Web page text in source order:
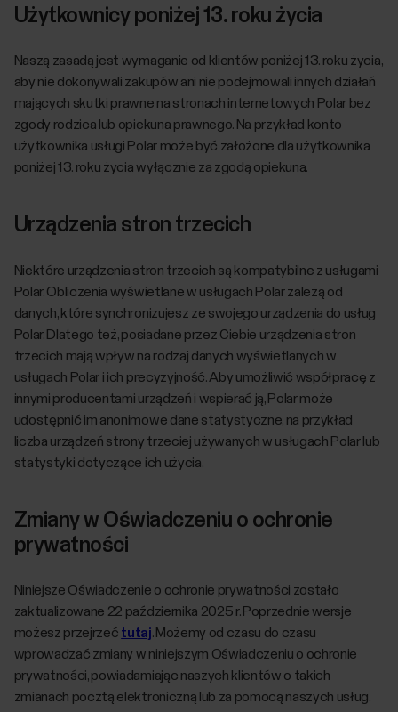
Użytkownicy poniżej 13. roku życia
Naszą zasadą jest wymaganie od klientów poniżej 13. roku życia,
aby nie dokonywali zakupów ani nie podejmowali innych działań
mających skutki prawne na stronach internetowych Polar bez
zgody rodzica lub opiekuna prawnego. Na przykład konto
użytkownika usługi Polar może być założone dla użytkownika
poniżej 13. roku życia wyłącznie za zgodą opiekuna.
Urządzenia stron trzecich
Niektóre urządzenia stron trzecich są kompatybilne z usługami
Polar. Obliczenia wyświetlane w usługach Polar zależą od
danych, które synchronizujesz ze swojego urządzenia do usług
Polar. Dlatego też, posiadane przez Ciebie urządzenia stron
trzecich mają wpływ na rodzaj danych wyświetlanych w
usługach Polar i ich precyzyjność. Aby umożliwić współpracę z
innymi producentami urządzeń i wspierać ją, Polar może
udostępnić im anonimowe dane statystyczne, na przykład
liczba urządzeń strony trzeciej używanych w usługach Polar lub
statystyki dotyczące ich użycia.
Zmiany w Oświadczeniu o ochronie
prywatności
Niniejsze Oświadczenie o ochronie prywatności zostało
zaktualizowane 22 października 2025 r. Poprzednie wersje
możesz przejrzeć tutaj. Możemy od czasu do czasu
wprowadzać zmiany w niniejszym Oświadczeniu o ochronie
prywatności, powiadamiając naszych klientów o takich
zmianach pocztą elektroniczną lub za pomocą naszych usług.